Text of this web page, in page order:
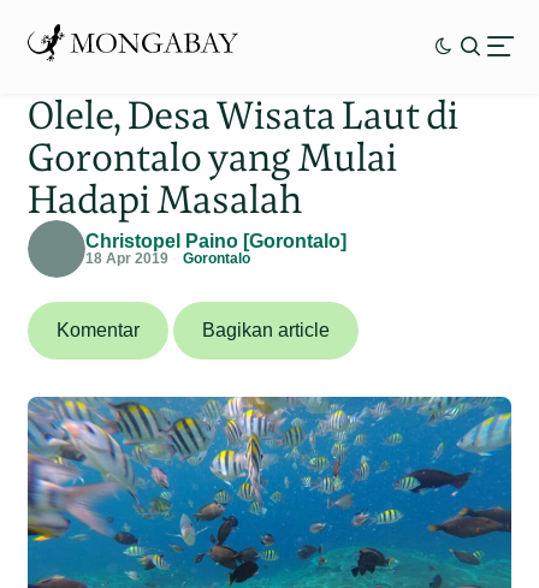
Olele, Desa Wisata Laut di
Gorontalo yang Mulai
Hadapi Masalah
Christopel Paino [Gorontalo]
18 Apr 2019 Gorontalo
Komentar Bagikan article